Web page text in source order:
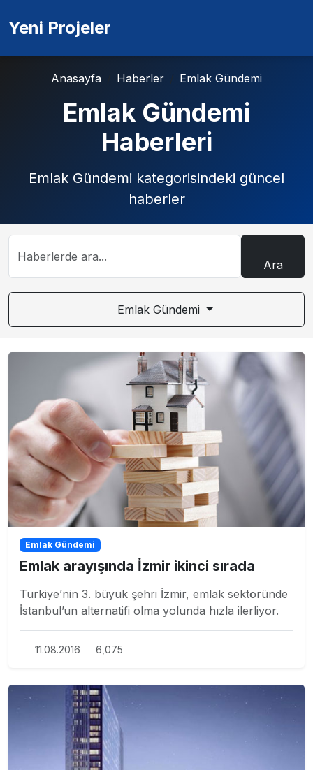
Yeni Projeler
Anasayfa Haberler Emlak Gündemi
Emlak Gündemi
Haberleri
Emlak Gündemi kategorisindeki güncel
haberler
Ara
Emlak Gündemi
Emlak Gündemi
Emlak arayışında İzmir ikinci sırada
Türkiye’nin 3. büyük şehri İzmir, emlak sektöründe
İstanbul’un alternatifi olma yolunda hızla ilerliyor.
11.08.2016 6,075